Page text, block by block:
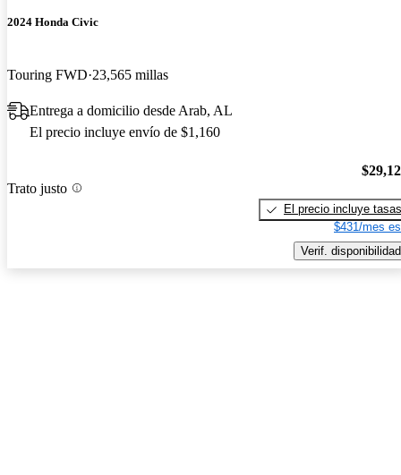
2024 Honda Civic
Touring FWD 23,565 millas
Entrega a domicilio desde Arab, AL
El precio incluye envío de $1,160
Trato justo
El precio incluye tasas
$431/mes
Verif. disponibilidad